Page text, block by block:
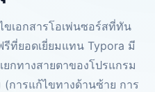
ขเอกสารโอเพ่นซอร์สที่ทัน
รีที่ยอดเยี่ยมแทน Typora มี
กทางสายตาของโปรแกรม
การแก้ไขทางด้านซ้าย การ